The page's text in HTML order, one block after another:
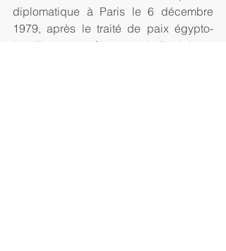
diplomatique à Paris le 6 décembre
1979, après le traité de paix égypto-
israélien – conférence où il réclama